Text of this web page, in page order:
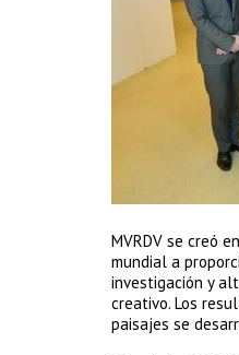
MVRDV se creó
mundial a
investigación y
creativo. Los
paisajes se